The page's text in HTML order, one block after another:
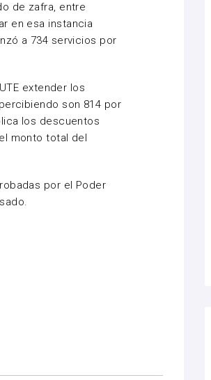
de zafra, entre
en esa instancia
a 734 servicios por
extender los
son 814 por
los descuentos
monto total del
por el Poder